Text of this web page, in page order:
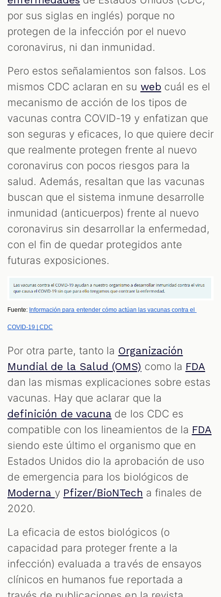
por sus siglas en inglés) porque no
protegen de la infección por el nuevo
coronavirus, ni dan inmunidad.
Pero estos señalamientos son falsos. Los
mismos CDC aclaran en su web cuál es el
mecanismo de acción de los tipos de
vacunas contra COVID-19 y enfatizan que
son seguras y eficaces, lo que quiere decir
que realmente protegen frente al nuevo
coronavirus con pocos riesgos para la
salud. Además, resaltan que las vacunas
buscan que el sistema inmune desarrolle
inmunidad (anticuerpos) frente al nuevo
coronavirus sin desarrollar la enfermedad,
con el fin de quedar protegidos ante
futuras exposiciones.
Fuente: Información para entender cómo actúan las vacunas contra el
COVID-19 | CDC
Por otra parte, tanto la Organización
Mundial de la Salud (OMS) como la FDA
dan las mismas explicaciones sobre estas
vacunas. Hay que aclarar que la
definición de vacuna de los CDC es
compatible con los lineamientos de la FDA
siendo este último el organismo que en
Estados Unidos dio la aprobación de uso
de emergencia para los biológicos de
Moderna y Pfizer/BioNTech a finales de
2020.
La eficacia de estos biológicos (o
capacidad para proteger frente a la
infección) evaluada a través de ensayos
clínicos en humanos fue reportada a